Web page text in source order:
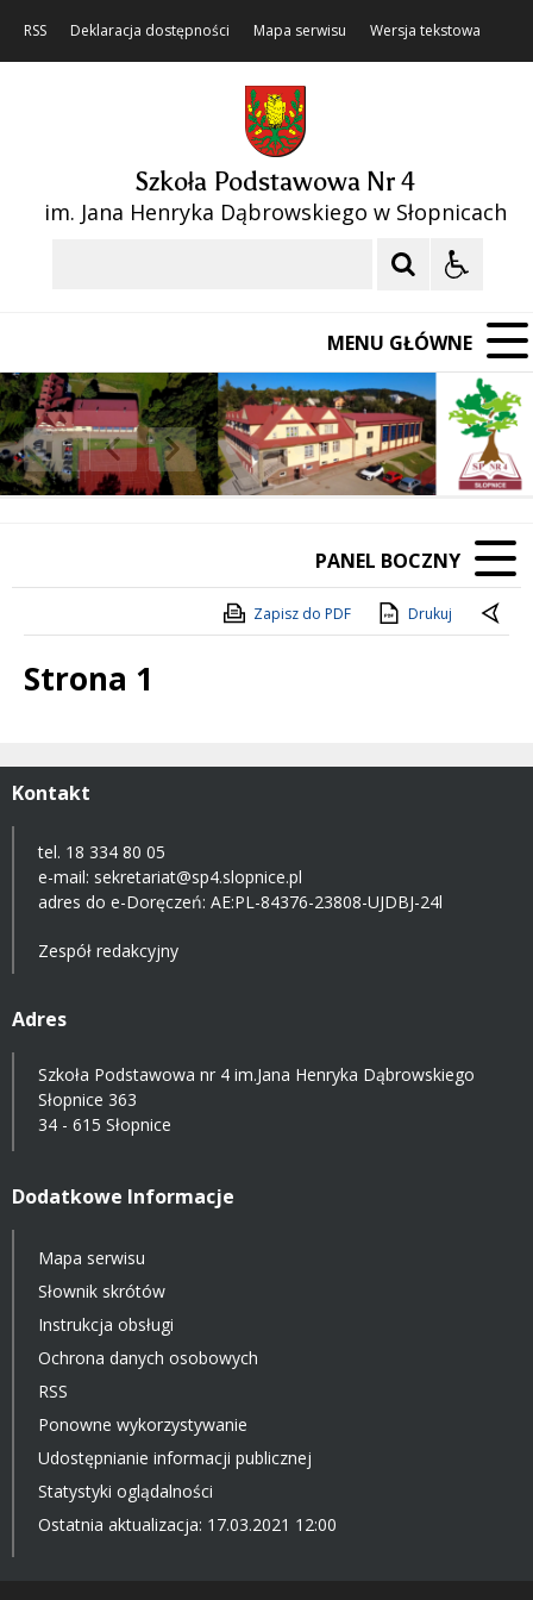
RSS Deklaracja dostępności Mapa serwisu Wersja tekstowa
Szkoła Podstawowa Nr 4
im. Jana Henryka Dąbrowskiego w Słopnicach
MENU GŁÓWNE
Poprzedni Element
Następny Element
❚❚
PANEL BOCZNY
Zapisz do PDF Drukuj
Strona 1
Kontakt
tel. 18 334 80 05
e-mail: sekretariat@sp4.slopnice.pl
adres do e-Doręczeń: AE:PL-84376-23808-UJDBJ-24l
Zespół redakcyjny
Adres
Szkoła Podstawowa nr 4 im.Jana Henryka Dąbrowskiego
Słopnice 363
34 - 615 Słopnice
Dodatkowe Informacje
Mapa serwisu
Słownik skrótów
Instrukcja obsługi
Ochrona danych osobowych
RSS
Ponowne wykorzystywanie
Udostępnianie informacji publicznej
Statystyki oglądalności
Ostatnia aktualizacja: 17.03.2021 12:00